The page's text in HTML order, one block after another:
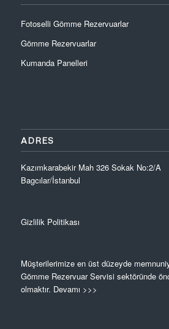
Fotoselli Gömme Rezervuarlar
Gömme Rezervuarlar
Kumanda Panelleri
ADRES
Kazımkarabekir Mah 326 Sokak No:2/A
Bagcılar/İstanbul
Gizlilik Politikası
Müşterilerimize en üst düzeyde
Gömme Rezervuar Servisi sektöründe
olmaktır. Devamı >>>